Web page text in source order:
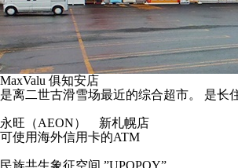
MaxValu 俱知安店
是离二世古滑雪场最近的综合超市。 是长
永旺（AEON） 新札幌店
可使用海外信用卡的ATM
民族共生象征空间 ”UPOPOY”